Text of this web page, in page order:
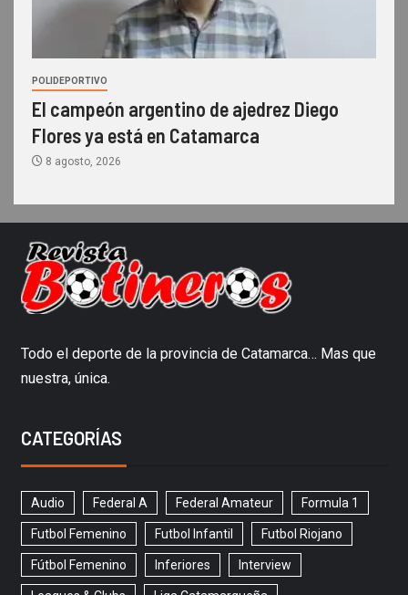
POLIDEPORTIVO
El campeón argentino de ajedrez Diego
Flores ya está en Catamarca
8 agosto, 2026
Todo el deporte de la provincia de Catamarca… Mas que
nuestra, única.
CATEGORÍAS
Audio Federal A Federal Amateur Formula 1
Futbol Femenino Futbol Infantil Futbol Riojano
Fútbol Femenino Inferiores Interview